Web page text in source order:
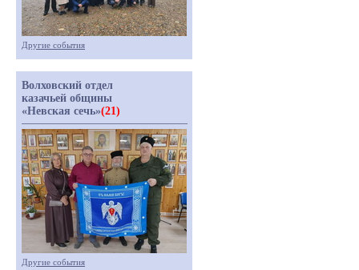
Другие события
Волховский отдел
казачьей общины
«Невская сечь»(21)
Другие события